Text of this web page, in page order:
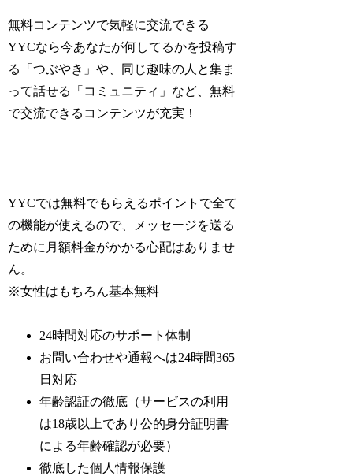
無料コンテンツで気軽に交流できる
YYCなら今あなたが何してるかを投稿す
る「つぶやき」や、同じ趣味の人と集ま
って話せる「コミュニティ」など、無料
で交流できるコンテンツが充実！
YYCでは無料でもらえるポイントで全て
の機能が使えるので、メッセージを送る
ために月額料金がかかる心配はありませ
ん。
※女性はもちろん基本無料
24時間対応のサポート体制
お問い合わせや通報へは24時間365
日対応
年齢認証の徹底（サービスの利用
は18歳以上であり公的身分証明書
による年齢確認が必要）
徹底した個人情報保護